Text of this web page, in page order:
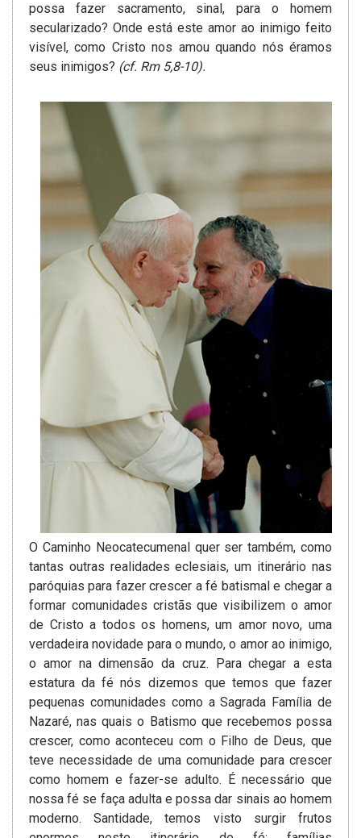
possa fazer sacramento, sinal, para o homem
secularizado? Onde está este amor ao inimigo feito
visível, como Cristo nos amou quando nós éramos
seus inimigos? (cf. Rm 5,8-10).
O Caminho Neocatecumenal quer ser também, como
tantas outras realidades eclesiais, um itinerário nas
paróquias para fazer crescer a fé batismal e chegar a
formar comunidades cristãs que visibilizem o amor
de Cristo a todos os homens, um amor novo, uma
verdadeira novidade para o mundo, o amor ao inimigo,
o amor na dimensão da cruz. Para chegar a esta
estatura da fé nós dizemos que temos que fazer
pequenas comunidades como a Sagrada Família de
Nazaré, nas quais o Batismo que recebemos possa
crescer, como aconteceu com o Filho de Deus, que
teve necessidade de uma comunidade para crescer
como homem e fazer-se adulto. É necessário que
nossa fé se faça adulta e possa dar sinais ao homem
moderno. Santidade, temos visto surgir frutos